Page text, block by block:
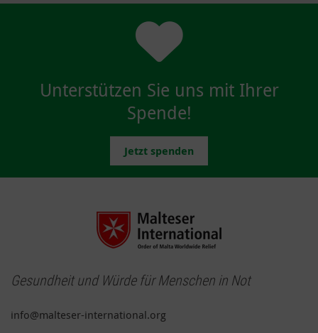
Unterstützen Sie uns mit Ihrer
Spende!
Jetzt spenden
Gesundheit und Würde für Menschen in Not
info@malteser-international.org